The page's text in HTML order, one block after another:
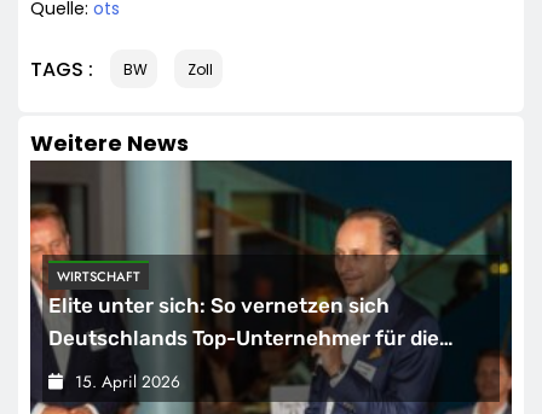
Quelle: ots
TAGS : BW Zoll
Weitere News
WIRTSCHAFT
Elite unter sich: So vernetzen sich
Deutschlands Top-Unternehmer für die
Zukunft
15. April 2026